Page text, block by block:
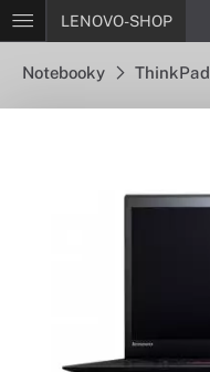
LENOVO-SHOP
Notebooky ThinkPad